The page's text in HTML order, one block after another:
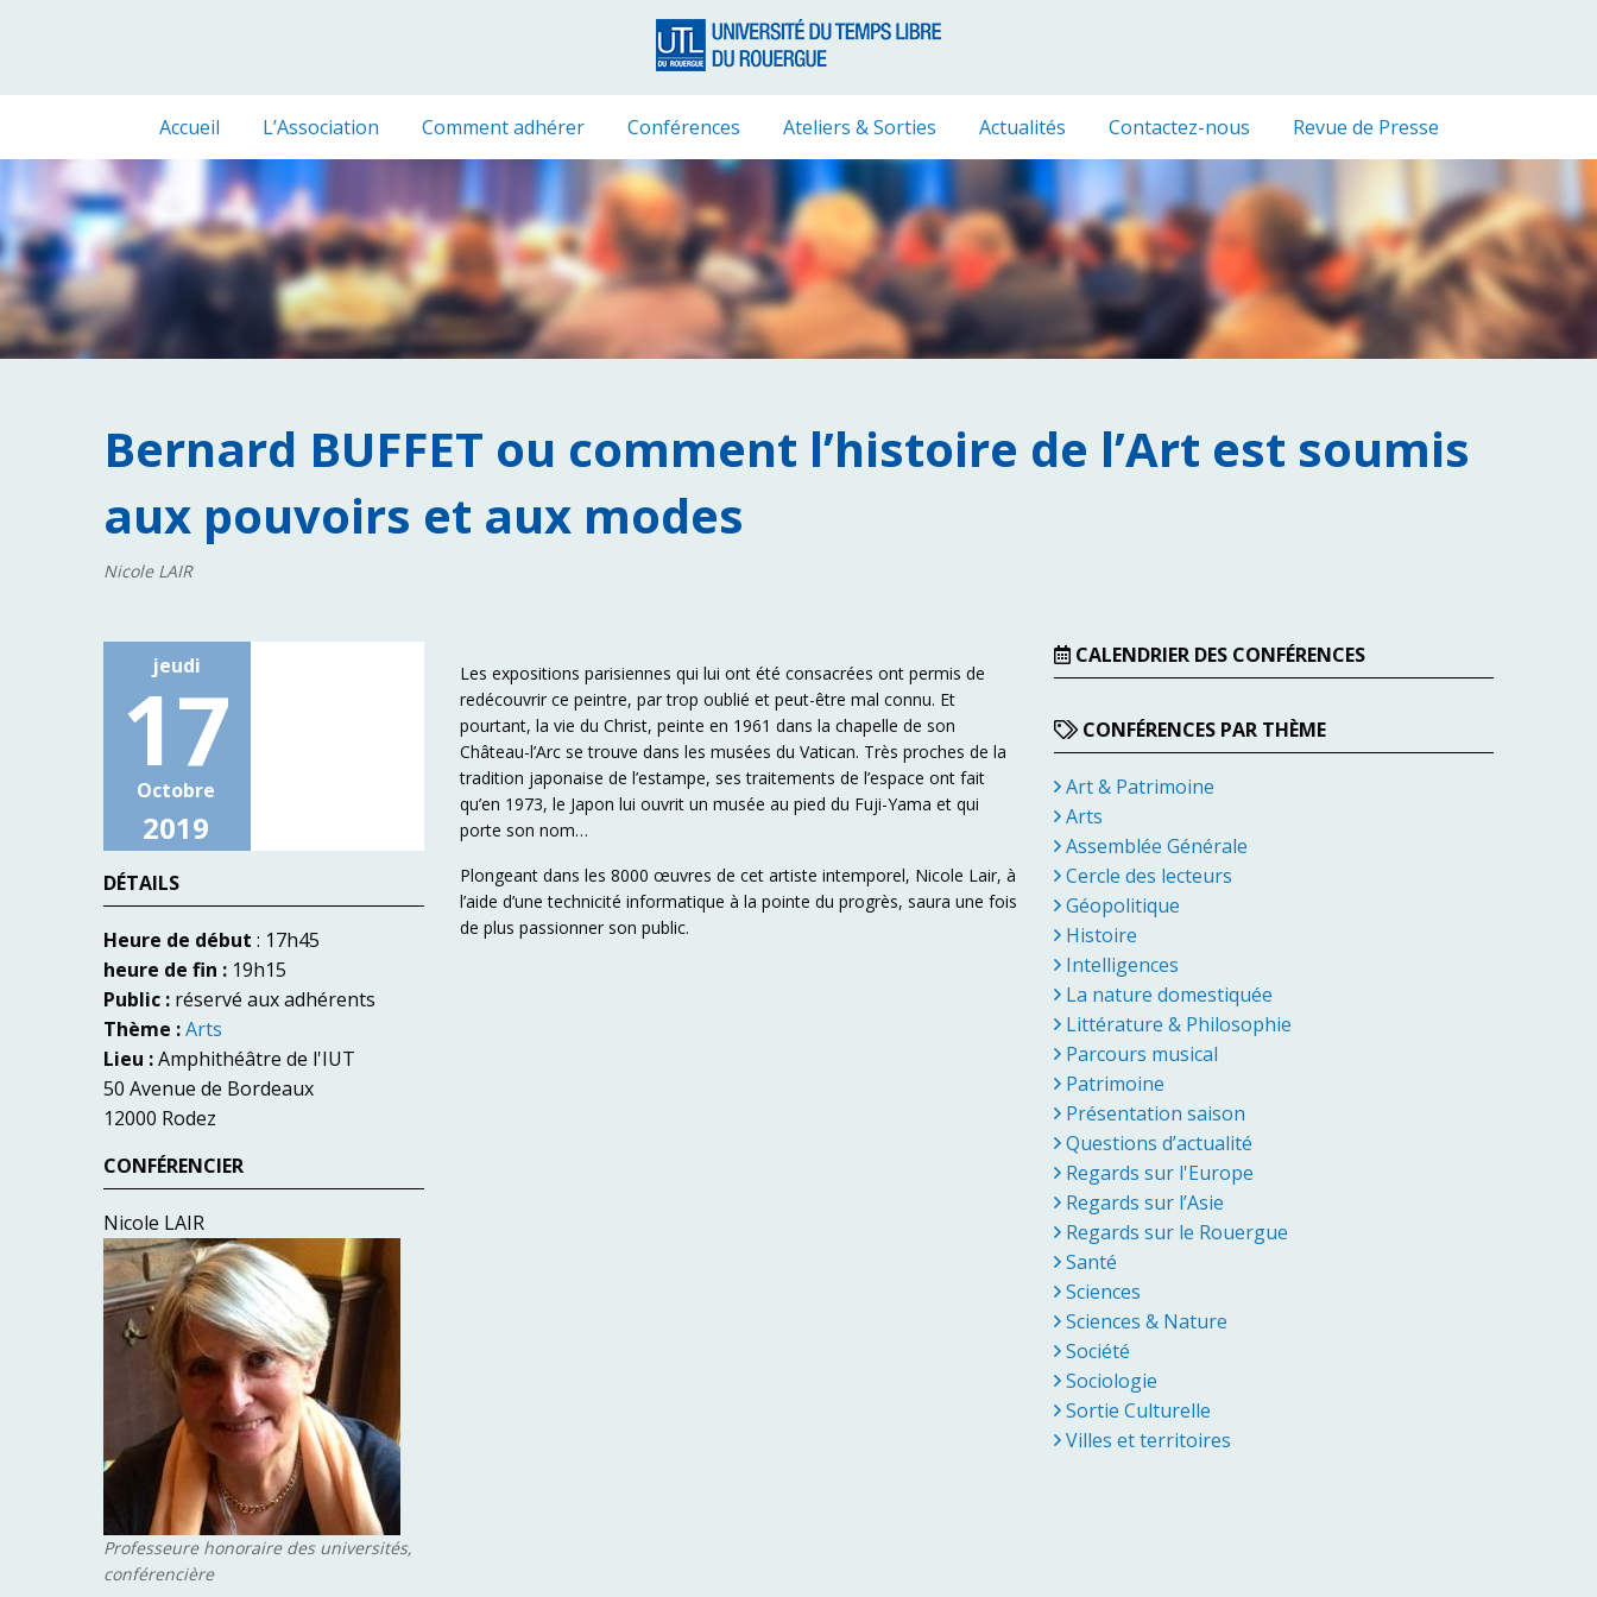
Accueil L’Association Comment adhérer Conférences Ateliers & Sorties Actualités Contactez-nous Revue de Presse
Bernard BUFFET ou comment l’histoire de l’Art est soumis
aux pouvoirs et aux modes
Nicole LAIR
jeudi
17
Octobre
2019
DÉTAILS
Heure de début : 17h45
heure de fin : 19h15
Public : réservé aux adhérents
Thème :Arts
Lieu :Amphithéâtre de l'IUT
50 Avenue de Bordeaux
12000 Rodez
CONFÉRENCIER
Nicole LAIR
Professeure honoraire des universités,
conférencière
Les expositions parisiennes qui lui ont été consacrées ont permis de
redécouvrir ce peintre, par trop oublié et peut-être mal connu. Et
pourtant, la vie du Christ, peinte en 1961 dans la chapelle de son
Château-l’Arc se trouve dans les musées du Vatican. Très proches de la
tradition japonaise de l’estampe, ses traitements de l’espace ont fait
qu’en 1973, le Japon lui ouvrit un musée au pied du Fuji-Yama et qui
porte son nom…
Plongeant dans les 8000 œuvres de cet artiste intemporel, Nicole Lair, à
l’aide d’une technicité informatique à la pointe du progrès, saura une fois
de plus passionner son public.
CALENDRIER DES CONFÉRENCES
CONFÉRENCES PAR THÈME
Art & Patrimoine
Arts
Assemblée Générale
Cercle des lecteurs
Géopolitique
Histoire
Intelligences
La nature domestiquée
Littérature & Philosophie
Parcours musical
Patrimoine
Présentation saison
Questions d’actualité
Regards sur l'Europe
Regards sur l’Asie
Regards sur le Rouergue
Santé
Sciences
Sciences & Nature
Société
Sociologie
Sortie Culturelle
Villes et territoires